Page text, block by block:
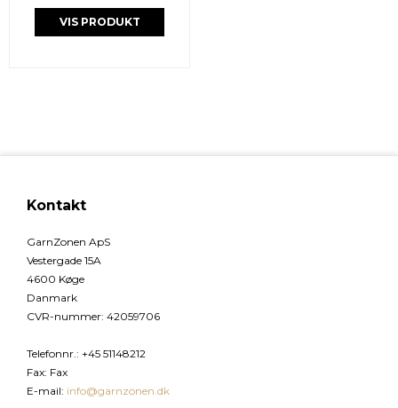
VIS PRODUKT
Kontakt
GarnZonen ApS
Vestergade 15A
4600 Køge
Danmark
CVR-nummer: 42059706
Telefonnr.: +45 51148212
Fax: Fax
E-mail: info@garnzonen.dk